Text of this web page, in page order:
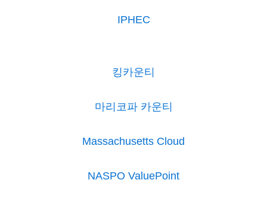
IPHEC
킹카운티
마리코파 카운티
Massachusetts Cloud
NASPO ValuePoint